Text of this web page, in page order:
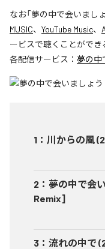
なお「夢の中で会いまし
MUSIC、 YouTube Music、
ービスで聴くことができ
各配信サービス： 夢の中
1 ： 川からの風
2 ： 夢の中で会
Remix]
3 ： 流れの中で